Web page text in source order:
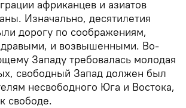
африканцев и азиатов
Изначально, десятилетия
дорогу по соображениям,
и возвышенными. Во-
Западу требовалась молодая
свободный Запад должен был
несвободного Юга и Востока,
свободе.